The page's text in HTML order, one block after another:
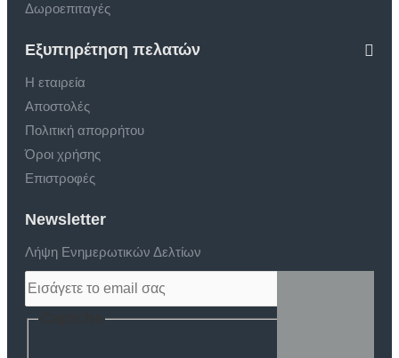
Δωροεπιταγές
Εξυπηρέτηση πελατών
Η εταιρεία
Αποστολές
Πολιτική απορρήτου
Όροι χρήσης
Επιστροφές
Newsletter
Λήψη Ενημερωτικών Δελτίων